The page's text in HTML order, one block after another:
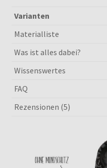
[Digital]
Varianten
Materialliste
Was ist alles dabei?
Wissenswertes
FAQ
Rezensionen (5)